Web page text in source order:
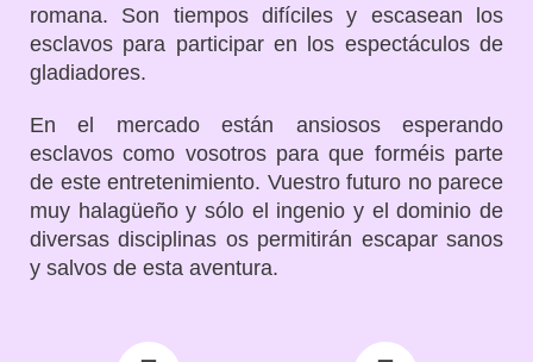
romana. Son tiempos difíciles y escasean los
esclavos para participar en los espectáculos de
gladiadores.
En el mercado están ansiosos esperando
esclavos como vosotros para que forméis parte
de este entretenimiento. Vuestro futuro no parece
muy halagüeño y sólo el ingenio y el dominio de
diversas disciplinas os permitirán escapar sanos
y salvos de esta aventura.